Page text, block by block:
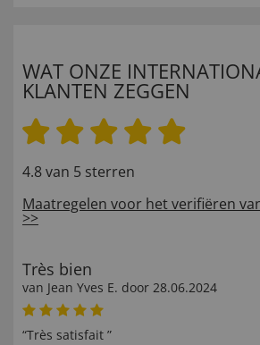
WAT ONZE
KLANTEN ZEGGEN
4.8 van 5 sterren
Maatregelen voor het verifiëren
>>
Très bien
van Jean Yves E. door 28.06.2024
“Très satisfait ”